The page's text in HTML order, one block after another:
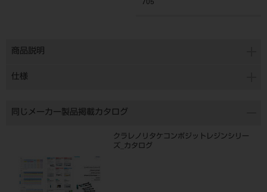
705
商品説明
仕様
同じメーカー製品掲載カタログ
クラレノリタケコンポジットレジンシリー
ズ_カタログ